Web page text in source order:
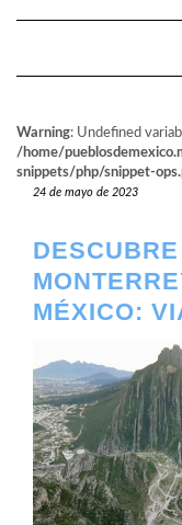
Warning: Undefined
/home/
snippets/php/snippet-
24 de mayo de 2023
MÉXICO: